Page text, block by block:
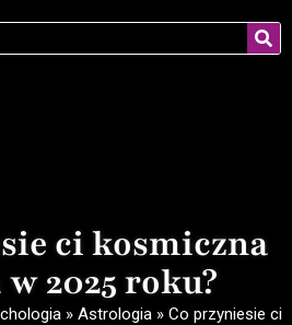
ci kosmiczna
2025 roku?
» Astrologia» Co przyniesie ci